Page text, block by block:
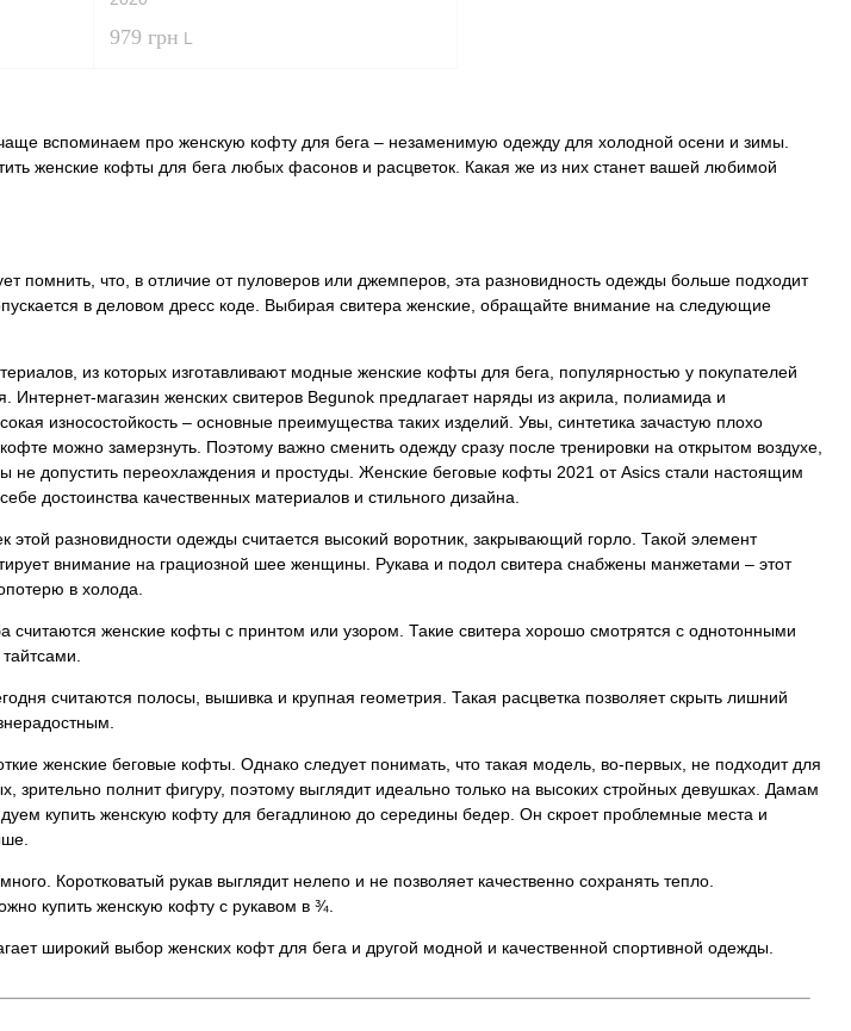
979 грн L
вспоминаем про женскую кофту для бега – незаменимую одежду для холодной осени и зимы.
женские кофты для бега любых фасонов и расцветок. Какая же из них станет вашей любимой
помнить, что, в отличие от пуловеров или джемперов, эта разновидность одежды больше подходит
в деловом дресс коде. Выбирая свитера женские, обращайте внимание на следующие
из которых изготавливают модные женские кофты для бега, популярностью у покупателей
Интернет-магазин женских свитеров Begunok предлагает наряды из акрила, полиамида и
износостойкость – основные преимущества таких изделий. Увы, синтетика зачастую плохо
можно замерзнуть. Поэтому важно сменить одежду сразу после тренировки на открытом воздухе,
не допустить переохлаждения и простуды. Женские беговые кофты 2021 от Asics стали настоящим
достоинства качественных материалов и стильного дизайна.
этой разновидности одежды считается высокий воротник, закрывающий горло. Такой элемент
внимание на грациозной шее женщины. Рукава и подол свитера снабжены манжетами – этот
в холода.
считаются женские кофты с принтом или узором. Такие свитера хорошо смотрятся с однотонными
считаются полосы, вышивка и крупная геометрия. Такая расцветка позволяет скрыть лишний
женские беговые кофты. Однако следует понимать, что такая модель, во-первых, не подходит для
зрительно полнит фигуру, поэтому выглядит идеально только на высоких стройных девушках. Дамам
купить женскую кофту для бегадлиною до середины бедер. Он скроет проблемные места и
Коротковатый рукав выглядит нелепо и не позволяет качественно сохранять тепло.
купить женскую кофту с рукавом в ¾.
широкий выбор женских кофт для бега и другой модной и качественной спортивной одежды.